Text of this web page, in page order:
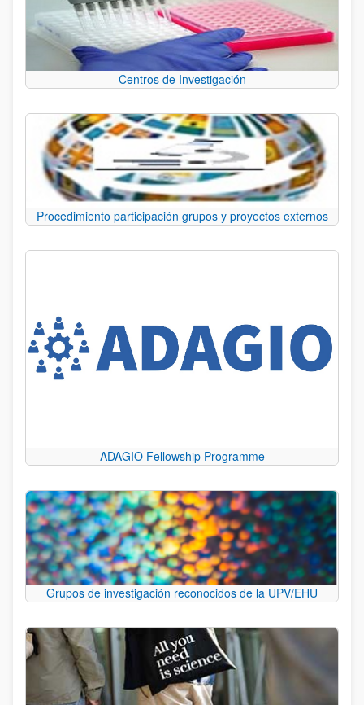
Centros de Investigación
Procedimiento participación grupos y proyectos externos
ADAGIO Fellowship Programme
Grupos de investigación reconocidos de la UPV/EHU